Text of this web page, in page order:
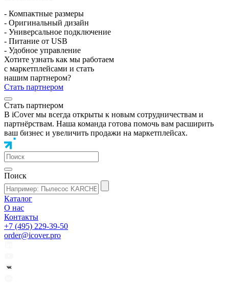
- Компактные размеры
- Оригинальный дизайн
- Универсальное подключение
- Питание от USB
- Удобное управление
Хотите узнать как мы работаем
с маркетплейсами и стать
нашим партнером?
Стать партнером
Стать партнером
В iCover мы всегда открыты к новым сотрудничествам и
партнёрствам. Наша команда готова помочь вам расширить
ваш бизнес и увеличить продажи на маркетплейсах.
Поиск
Каталог
О нас
Контакты
+7 (495) 229-39-50
order@icover.pro